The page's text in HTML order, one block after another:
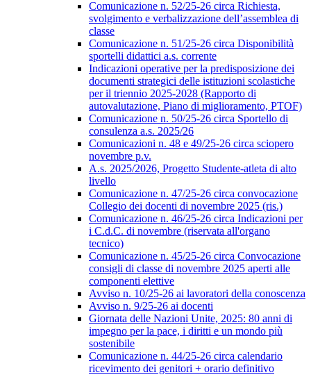
Comunicazione n. 52/25-26 circa Richiesta,
svolgimento e verbalizzazione dell’assemblea di
classe
Comunicazione n. 51/25-26 circa Disponibilità
sportelli didattici a.s. corrente
Indicazioni operative per la predisposizione dei
documenti strategici delle istituzioni scolastiche
per il triennio 2025-2028 (Rapporto di
autovalutazione, Piano di miglioramento, PTOF)
Comunicazione n. 50/25-26 circa Sportello di
consulenza a.s. 2025/26
Comunicazioni n. 48 e 49/25-26 circa sciopero
novembre p.v.
A.s. 2025/2026, Progetto Studente-atleta di alto
livello
Comunicazione n. 47/25-26 circa convocazione
Collegio dei docenti di novembre 2025 (ris.)
Comunicazione n. 46/25-26 circa Indicazioni per
i C.d.C. di novembre (riservata all'organo
tecnico)
Comunicazione n. 45/25-26 circa Convocazione
consigli di classe di novembre 2025 aperti alle
componenti elettive
Avviso n. 10/25-26 ai lavoratori della conoscenza
Avviso n. 9/25-26 ai docenti
Giornata delle Nazioni Unite, 2025: 80 anni di
impegno per la pace, i diritti e un mondo più
sostenibile
Comunicazione n. 44/25-26 circa calendario
ricevimento dei genitori + orario definitivo